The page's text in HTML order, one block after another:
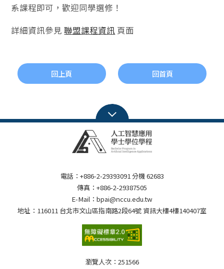
系課程即可，歡迎同學選修！
詳細資訊參見聯盟課程資訊 頁面
回上頁 回首頁
電話：+886-2-29393091 分機 62683
傳真：+886-2-29387505
E-Mail：bpai@nccu.edu.tw
地址：116011 台北市文山區指南路2段64號 資訊大樓4樓140407室
瀏覽人次： 251566